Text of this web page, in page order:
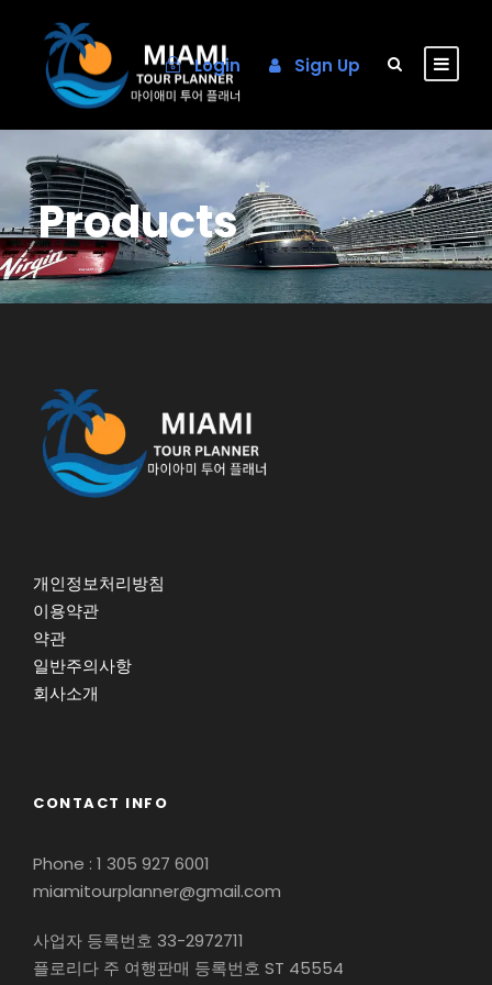
Login Sign Up
Products
개인정보처리방침
이용약관
약관
일반주의사항
회사소개
CONTACT INFO
Phone : 1 305 927 6001
miamitourplanner@gmail.com
사업자 등록번호 33-2972711
플로리다 주 여행판매 등록번호 ST 45554